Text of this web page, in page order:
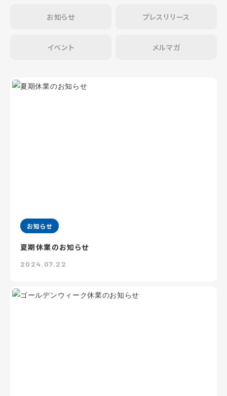
お知らせ プレスリリース
イベント メルマガ
お知らせ
夏期休業のお知らせ
2024.07.22